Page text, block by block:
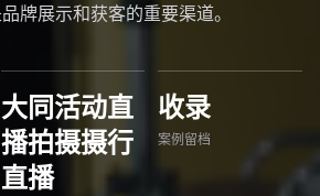
牌展示和获客的重要渠道。
大同活动直
播拍摄摄行
直播
收录
案例留档